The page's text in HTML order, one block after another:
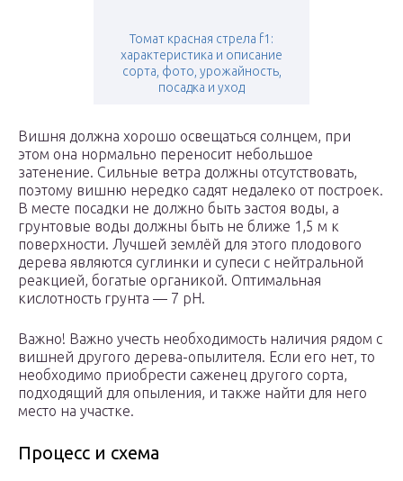
Томат красная стрела f1:
характеристика и описание
сорта, фото, урожайность,
посадка и уход
Вишня должна хорошо освещаться солнцем, при
этом она нормально переносит небольшое
затенение. Сильные ветра должны отсутствовать,
поэтому вишню нередко садят недалеко от построек.
В месте посадки не должно быть застоя воды, а
грунтовые воды должны быть не ближе 1,5 м к
поверхности. Лучшей землёй для этого плодового
дерева являются суглинки и супеси с нейтральной
реакцией, богатые органикой. Оптимальная
кислотность грунта — 7 pH.
Важно! Важно учесть необходимость наличия рядом с
вишней другого дерева-опылителя. Если его нет, то
необходимо приобрести саженец другого сорта,
подходящий для опыления, и также найти для него
место на участке.
Процесс и схема